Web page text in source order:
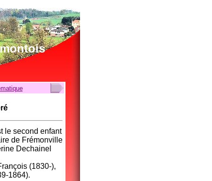
le second enfant
de Frémonville
Dechainel
(1830-),
1864).